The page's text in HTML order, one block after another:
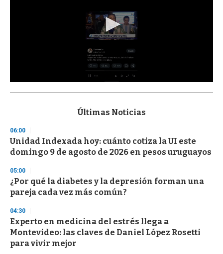
s
d
s
o
f
3
s
e
c
n
d
s
Últimas Noticias
06:00
Unidad Indexada hoy: cuánto cotiza la UI este
domingo 9 de agosto de 2026 en pesos uruguayos
05:00
¿Por qué la diabetes y la depresión forman una
pareja cada vez más común?
04:30
Experto en medicina del estrés llega a
Montevideo: las claves de Daniel López Rosetti
para vivir mejor